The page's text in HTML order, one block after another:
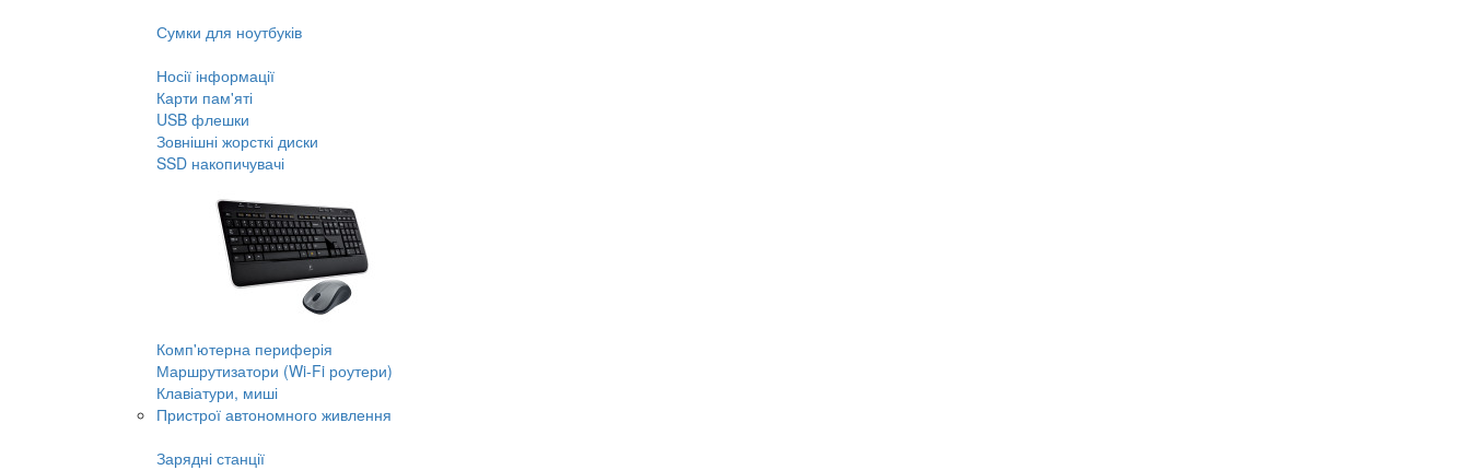
Сумки для ноутбуків
Носії інформації
Карти пам'яті
USB флешки
Зовнішні жорсткі диски
SSD накопичувачі
Комп'ютерна периферія
Маршрутизатори (Wi-Fi роутери)
Клавіатури, миші
Пристрої автономного живлення
Зарядні станції